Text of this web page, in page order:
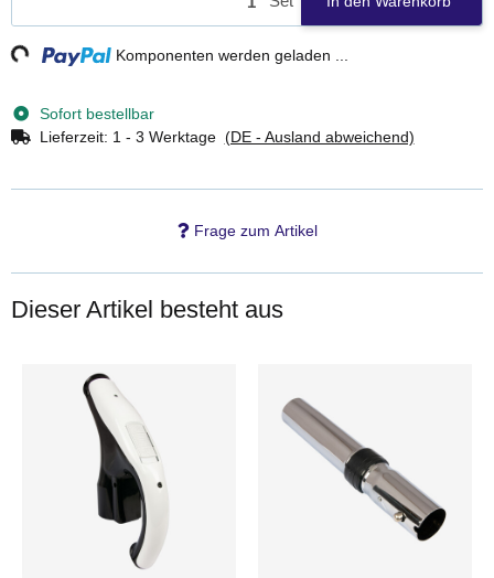
Komponenten werden geladen ...
Sofort bestellbar
Lieferzeit: 1 - 3 Werktage (DE - Ausland abweichend)
Frage zum Artikel
Dieser Artikel besteht aus